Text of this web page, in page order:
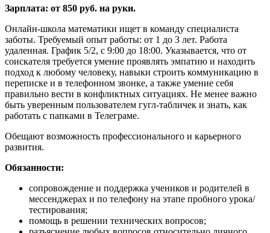
Зарплата: от 850 руб. на руки.
Онлайн-школа математики ищет в команду специалиста
заботы. Требуемый опыт работы: от 1 до 3 лет. Работа
удаленная. График 5/2, с 9:00 до 18:00. Указывается, что от
соискателя требуется умение проявлять эмпатию и находить
подход к любому человеку, навыки строить коммуникацию в
переписке и в телефонном звонке, а также умение себя
правильно вести в конфликтных ситуациях. Не менее важно
быть уверенным пользователем гугл-табличек и знать, как
работать с папками в Телеграме.
Обещают возможность профессионального и карьерного
развития.
Обязанности:
сопровождение и поддержка учеников и родителей в
мессенджерах и по телефону на этапе пробного урока/
тестирования;
помощь в решении технических вопросов;